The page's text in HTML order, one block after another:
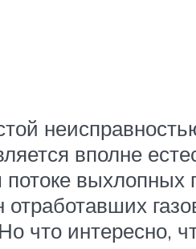
вполне
выхлопных
что интересно,